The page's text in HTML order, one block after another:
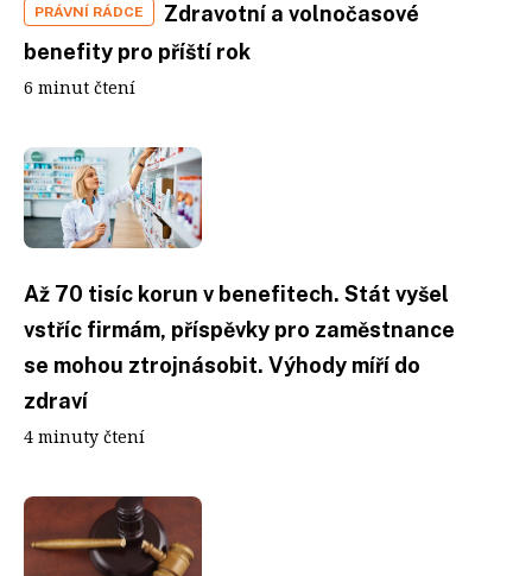
PRÁVNÍ RÁDCE
Zdravotní a volnočasové
benefity pro příští rok
6 minut čtení
Až 70 tisíc korun v benefitech. Stát vyšel
vstříc firmám, příspěvky pro zaměstnance
se mohou ztrojnásobit. Výhody míří do
zdraví
4 minuty čtení